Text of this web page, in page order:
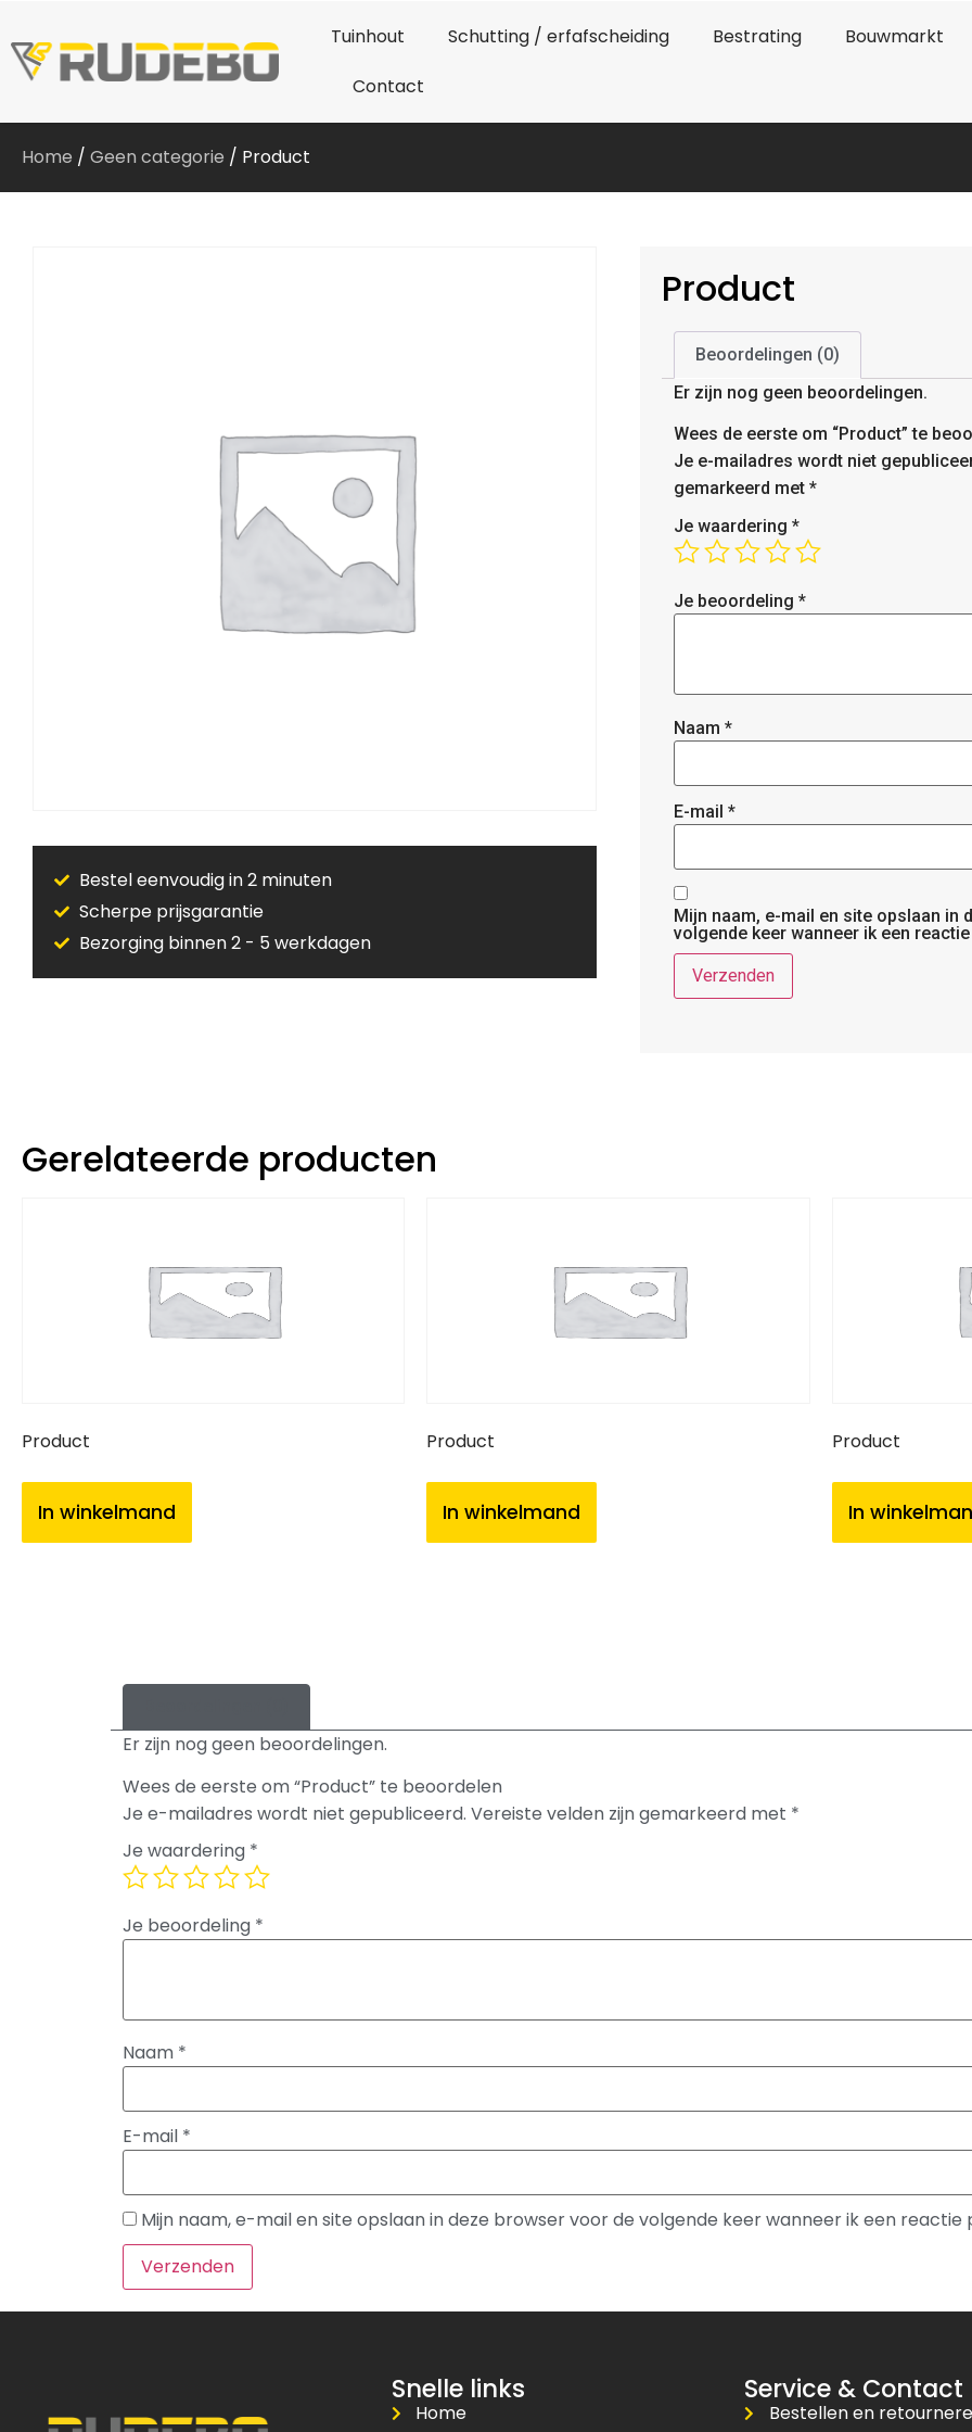
Tuinhout Schutting / erfafscheiding Bestrating
Bouwmarkt
Contact
Home / Geen categorie / Product
Bestel eenvoudig in 2 minuten
Scherpe prijsgarantie
Bezorging binnen 2 - 5 werkdagen
Product
Beoordelingen (0)
Er zijn nog geen beoordelingen.
Wees de eerste om “Product” te
Je e-mailadres wordt niet
gemarkeerd met *
Je waardering *
Je beoordeling *
Naam *
E-mail *
Mijn naam, e-mail en site opslaan in
volgende keer wanneer ik een
Gerelateerde producten
Product
In winkelmand
Product
In winkelmand
Product
In
Er zijn nog geen beoordelingen.
Wees de eerste om “Product” te beoordelen
Je e-mailadres wordt niet gepubliceerd. Vereiste velden zijn gemarkeerd met *
Je waardering *
Je beoordeling *
Naam *
E-mail *
Mijn naam, e-mail en site opslaan in deze browser voor de volgende keer wanneer ik een reactie
Snelle links
Home
Service & Contact
Bestellen en